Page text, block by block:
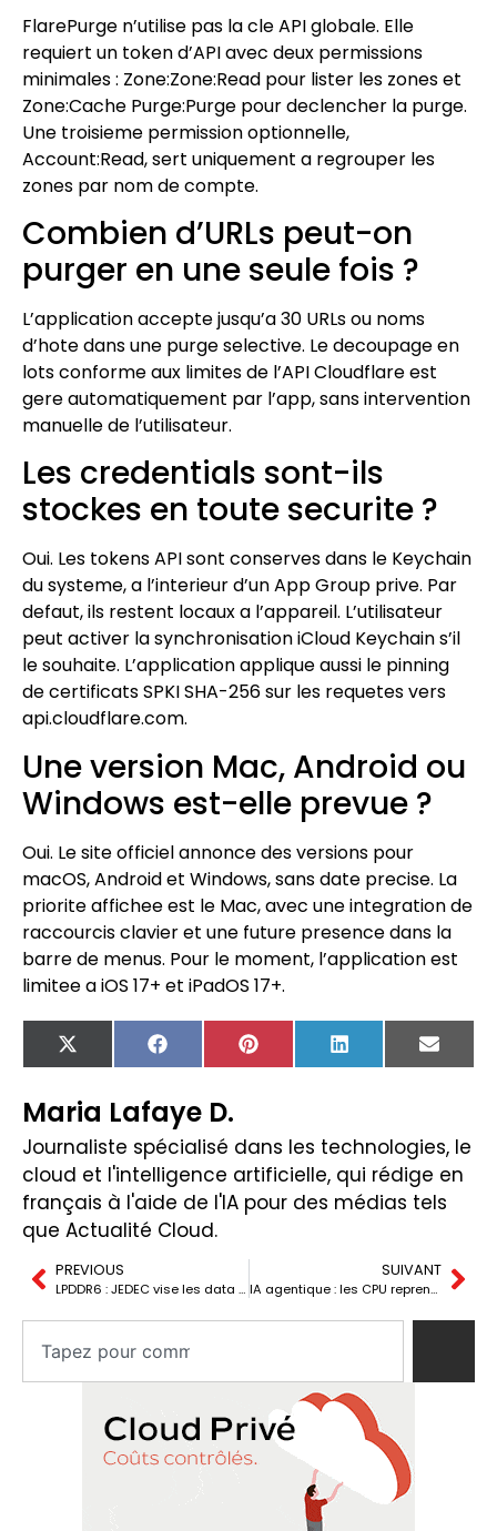
FlarePurge n’utilise pas la cle API globale. Elle
requiert un token d’API avec deux permissions
minimales : Zone:Zone:Read pour lister les zones et
Zone:Cache Purge:Purge pour declencher la purge.
Une troisieme permission optionnelle,
Account:Read, sert uniquement a regrouper les
zones par nom de compte.
Combien d’URLs peut-on
purger en une seule fois ?
L’application accepte jusqu’a 30 URLs ou noms
d’hote dans une purge selective. Le decoupage en
lots conforme aux limites de l’API Cloudflare est
gere automatiquement par l’app, sans intervention
manuelle de l’utilisateur.
Les credentials sont-ils
stockes en toute securite ?
Oui. Les tokens API sont conserves dans le Keychain
du systeme, a l’interieur d’un App Group prive. Par
defaut, ils restent locaux a l’appareil. L’utilisateur
peut activer la synchronisation iCloud Keychain s’il
le souhaite. L’application applique aussi le pinning
de certificats SPKI SHA-256 sur les requetes vers
api.cloudflare.com.
Une version Mac, Android ou
Windows est-elle prevue ?
Oui. Le site officiel annonce des versions pour
macOS, Android et Windows, sans date precise. La
priorite affichee est le Mac, avec une integration de
raccourcis clavier et une future presence dans la
barre de menus. Pour le moment, l’application est
limitee a iOS 17+ et iPadOS 17+.
X
(Twitter)
FacebookPinterest LinkedIn Email
Maria Lafaye D.
Journaliste spécialisé dans les technologies, le
cloud et l'intelligence artificielle, qui rédige en
français à l'aide de l'IA pour des médias tels
que Actualité Cloud.
PREVIOUS
LPDDR6 : JEDEC vise les data centers IA au-dela du mobile
SUIVANT
IA agentique : les CPU reprennent le pouvoir face aux GPU dans les datacenters